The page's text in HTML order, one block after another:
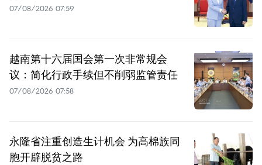
07/08/2026 07:59
越南第十六届国会第一次非常规会
议：简化行政手续但不削弱监管责任
07/08/2026 07:58
永隆省注重创造生计机会 为高棉族同
胞开辟脱贫之路